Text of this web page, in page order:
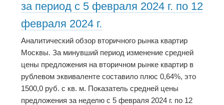
за период с 5 февраля 2024 г. по 12
февраля 2024 г.
Аналитический обзор вторичного рынка квартир
Москвы. За минувший период изменение средней
цены предложения на вторичном рынке квартир в
рублевом эквиваленте составило плюс 0,64%, это
1500,0 руб. с кв. м. Показатель средней цены
предложения за неделю с 5 февраля 2024 г. по 12